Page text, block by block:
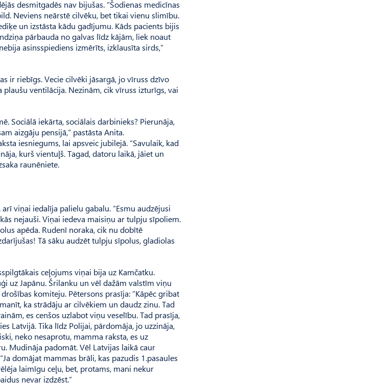
desmitgadēs nav bijušas. “Šodienas medicīnas
Neviens neārstē cilvēku, bet tikai vienu slimību.
un izstāsta kādu gadījumu. Kāds pacients bijis
pārbauda no galvas līdz kājām, liek noaut
asinsspiediens izmērīts, izklausīta sirds,”
ir riebīgs. Vecie cilvēki jāsargā, jo vīruss dzīvo
ventilācija. Nezinām, cik vīruss izturīgs, vai
Sociālā iekārta, sociālais darbinieks? Pierunāja,
aizgāju pensijā,” pastāsta Anita.
iesniegums, lai apsveic jubilejā. “Savulaik, kad
kurš vientuļš. Tagad, datoru laikā, jāiet un
raunēniete.
viņai iedalīja palielu gabalu. “Esmu audzējusi
nejauši. Viņai iedeva maisiņu ar tulpju sīpoliem.
apēda. Rudenī noraka, cik nu dobītē
Tā sāku audzēt tulpju sīpolus, gladiolas
ceļojums viņai bija uz Kamčatku.
uz Japānu. Šrilanku un vēl dažām valstīm viņu
komiteju. Pētersons prasīja: “Kāpēc gribat
ka strādāju ar cilvēkiem un daudz zinu. Tad
es cenšos uzlabot viņu veselību. Tad prasīja,
Latvijā. Tika līdz Polijai, pārdomāja, jo uzzināja,
neko nesaprotu, mamma raksta, es uz
Mudināja padomāt. Vēl Latvijas laikā caur
domājat mammas brāli, kas pazudis 1.pasaules
laimīgu ceļu, bet, protams, mani nekur
nevar izdzēst.”